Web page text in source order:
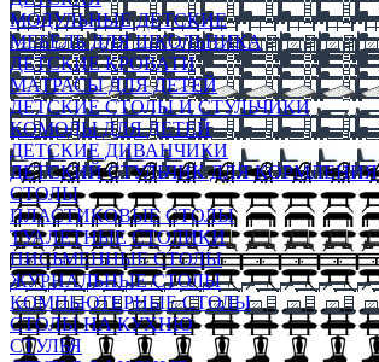
МОДУЛЬНЫЕ ДЕТСКИЕ
МЕБЕЛЬ ДЛЯ ШКОЛЬНИКА
ДЕТСКИЕ КРОВАТИ
МАТРАСЫ ДЛЯ ДЕТЕЙ
ДЕТСКИЕ СТОЛЫ И СТУЛЬЧИКИ
КОМОДЫ ДЛЯ ДЕТЕЙ
ДЕТСКИЕ ДИВАНЧИКИ
ДЕТСКИЙ СТУЛЬЧИК ДЛЯ КОРМЛЕНИЯ
СТОЛЫ
ПЛАСТИКОВЫЕ СТОЛЫ
ТУАЛЕТНЫЕ СТОЛИКИ
ПИСЬМЕННЫЕ СТОЛЫ
ЖУРНАЛЬНЫЕ СТОЛЫ
КОМПЬЮТЕРНЫЕ СТОЛЫ
СТОЛЫ НА КУХНЮ
СТУЛЬЯ